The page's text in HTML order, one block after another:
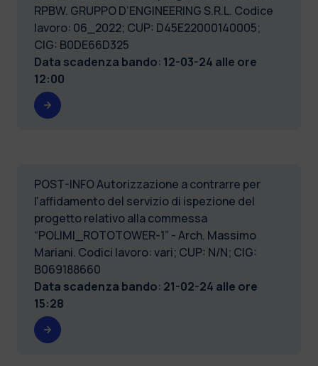
RPBW. GRUPPO D’ENGINEERING S.R.L. Codice
lavoro: 06_2022; CUP: D45E22000140005;
CIG: B0DE66D325
Data scadenza bando: 12-03-24 alle ore
12:00
POST-INFO Autorizzazione a contrarre per
l'affidamento del servizio di ispezione del
progetto relativo alla commessa
“POLIMI_ROTOTOWER-1” - Arch. Massimo
Mariani. Codici lavoro: vari; CUP: N/N; CIG:
B069188660
Data scadenza bando: 21-02-24 alle ore
15:28